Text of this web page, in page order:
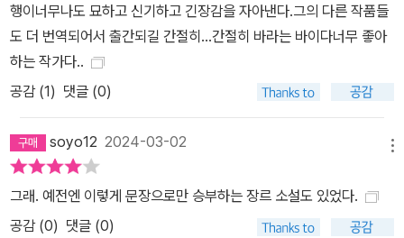
행이너무나도 묘하고 신기하고 긴장감을 자아낸다.그의 다른 작품들
도 더 번역되어서 출간되길 간절히...간절히 바라는 바이다너무 좋아
하는 작가다..
공감 (1) 댓글 (0)
soyo12 2024-03-02
그래. 예전엔 이렇게 문장으로만 승부하는 장르 소설도 있었다.
공감 (0) 댓글 (0)